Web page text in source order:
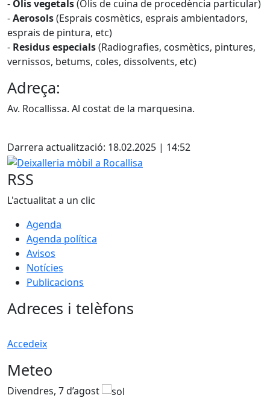
- Olis vegetals(Olis de cuina de procedència particular)
-Aerosols(Esprais cosmètics, esprais ambientadors,
esprais de pintura, etc)
- Residus especials(Radiografies, cosmètics, pintures,
vernissos, betums, coles, dissolvents, etc)
Adreça:
Av. Rocallissa. Al costat de la marquesina.
Darrera actualització: 18.02.2025 | 14:52
Deixalleria mòbil a Rocallisa
RSS
L'actualitat a un clic
Agenda
Agenda política
Avisos
Notícies
Publicacions
Adreces i telèfons
Accedeix
Meteo
Divendres, 7 d’agost